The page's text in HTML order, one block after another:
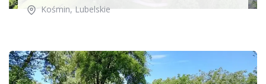
Kośmin, Lubelskie